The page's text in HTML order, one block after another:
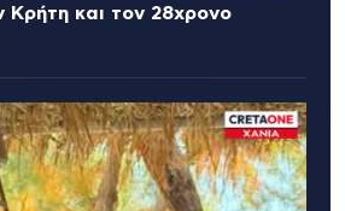
Κρήτη και τον 28χρονο